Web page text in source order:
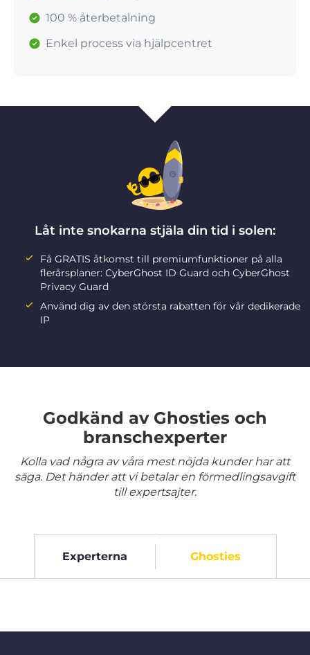
100 % återbetalning
Enkel process via hjälpcentret
Låt inte snokarna stjäla din tid i solen:
Få GRATIS åtkomst till premiumfunktioner på alla
flerårsplaner: CyberGhost ID Guard och CyberGhost
Privacy Guard
Använd dig av den största rabatten för vår dedikerade
IP
Godkänd av Ghosties och
branschexperter
Kolla vad några av våra mest nöjda kunder har att
säga. Det händer att vi betalar en förmedlingsavgift
till expertsajter.
Experterna Ghosties